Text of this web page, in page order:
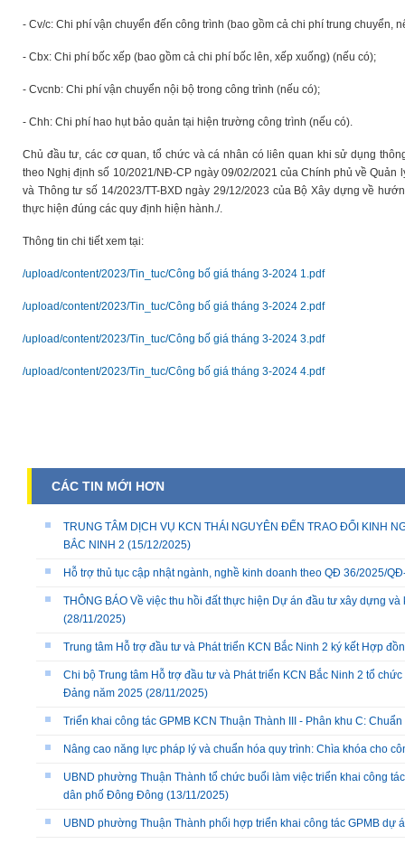
- Cv/c: Chi phí vận chuyển đến công trình (bao gồm cả chi phí trung chuyển,
- Cbx: Chi phí bốc xếp (bao gồm cả chi phí bốc lên, xếp xuống) (nếu có);
- Cvcnb: Chi phí vận chuyển nội bộ trong công trình (nếu có);
- Chh: Chi phí hao hụt bảo quản tại hiện trường công trình (nếu có).
Chủ đầu tư, các cơ quan, tổ chức và cá nhân có liên quan khi sử dụng
theo Nghị định số 10/2021/NĐ-CP ngày 09/02/2021 của Chính phủ về
và Thông tư số 14/2023/TT-BXD ngày 29/12/2023 của Bộ Xây dựng về
thực hiện đúng các quy định hiện hành./.
Thông tin chi tiết xem tại:
/upload/content/2023/Tin_tuc/Công bố giá tháng 3-2024 1.pdf
/upload/content/2023/Tin_tuc/Công bố giá tháng 3-2024 2.pdf
/upload/content/2023/Tin_tuc/Công bố giá tháng 3-2024 3.pdf
/upload/content/2023/Tin_tuc/Công bố giá tháng 3-2024 4.pdf
CÁC TIN MỚI HƠN
TRUNG TÂM DỊCH VỤ KCN THÁI NGUYÊN ĐẾN TRAO ĐỔI KINH
BẮC NINH 2 (15/12/2025)
Hỗ trợ thủ tục cập nhật ngành, nghề kinh doanh theo QĐ 36/2025/
THÔNG BÁO Về việc thu hồi đất thực hiện Dự án đầu tư xây dựng
(28/11/2025)
Trung tâm Hỗ trợ đầu tư và Phát triển KCN Bắc Ninh 2 ký kết Hợp
Chi bộ Trung tâm Hỗ trợ đầu tư và Phát triển KCN Bắc Ninh 2 tổ
Đảng năm 2025 (28/11/2025)
Triển khai công tác GPMB KCN Thuận Thành III - Phân khu C:
Nâng cao năng lực pháp lý và chuẩn hóa quy trình: Chìa khóa cho
UBND phường Thuận Thành tổ chức buổi làm việc triển khai công
dân phố Đông Đông (13/11/2025)
UBND phường Thuận Thành phối hợp triển khai công tác GPMB dự